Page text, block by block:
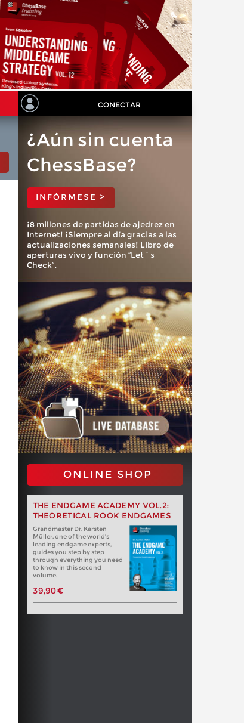
CONECTAR
¿Aún sin cuenta
ChessBase?
INFÓRMESE >
¡8 millones de partidas de ajedrez en
Internet! ¡Siempre al día gracias a las
actualizaciones semanales! Libro de
aperturas vivo y función “Let´s
Check”.
ONLINE SHOP
THE ENDGAME ACADEMY VOL.2:
THEORETICAL ROOK ENDGAMES
Grandmaster Dr. Karsten
Müller, one of the world’s
leading endgame experts,
guides you step by step
through everything you need
to know in this second
volume.
39,90 €